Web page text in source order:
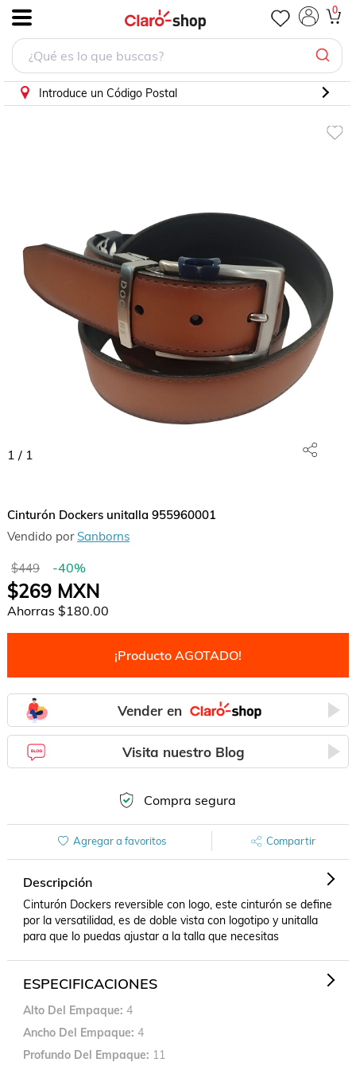
0
Introduce un Código Postal
1 / 1
Cinturón Dockers unitalla 955960001
Vendido por Sanborns
$449 -40%
$269MXN
Ahorras $180.00
¡Producto AGOTADO!
Vender en
Visita nuestro Blog
Compra segura
Agregar a favoritos Compartir
Descripción
Cinturón Dockers reversible con logo, este cinturón se define
por la versatilidad, es de doble vista con logotipo y unitalla
para que lo puedas ajustar a la talla que necesitas
ESPECIFICACIONES
Alto Del Empaque 4
Ancho Del Empaque 4
Profundo Del Empaque
11